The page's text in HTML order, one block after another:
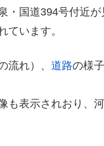
国道394号付近が
ています。
流れ）、 道路の様
も表示されおり、